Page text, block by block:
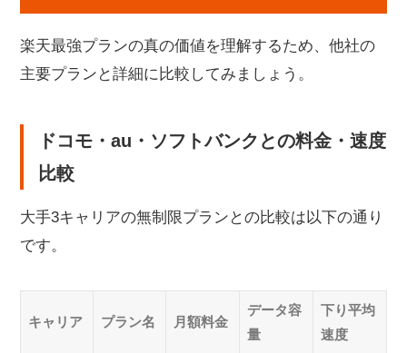
楽天最強プランの真の価値を理解するため、他社の
主要プランと詳細に比較してみましょう。
ドコモ・au・ソフトバンクとの料金・速度
比較
大手3キャリアの無制限プランとの比較は以下の通り
です。
キャリア プラン名 月額料金
データ容
量
下り平均
速度